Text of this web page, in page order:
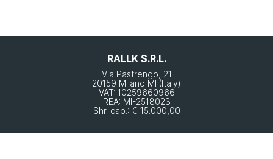
RALLK S.R.L.
Via Pastrengo, 21
20159 Milano MI (Italy)
VAT: 10259660966
REA: MI-2518023
Shr. cap.: € 15.000,00